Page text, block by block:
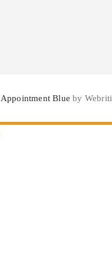
Appointment Blue by Webriti